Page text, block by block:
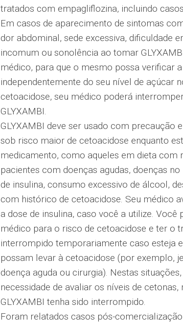
tratados com empagliflozina, incluindo
Em casos de aparecimento de sintomas
dor abdominal, sede excessiva, dificuldade
incomum ou sonolência ao tomar
médico, para que o mesmo possa verificar
independentemente do seu nível de açúcar
cetoacidose, seu médico poderá
GLYXAMBI.
GLYXAMBI deve ser usado com precaução
sob risco maior de cetoacidose enquanto
medicamento, como aqueles em dieta com
pacientes com doenças agudas, doenças
de insulina, consumo excessivo de álcool,
com histórico de cetoacidose. Seu médico
a dose de insulina, caso você a utilize.
médico para o risco de cetoacidose e ter o
interrompido temporariamente caso esteja
possam levar à cetoacidose (por exemplo,
doença aguda ou cirurgia). Nestas
necessidade de avaliar os níveis de
GLYXAMBI tenha sido interrompido.
Foram relatados casos pós-